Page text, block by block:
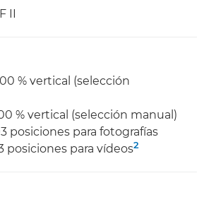
II
% vertical (selección
% vertical (selección manual)
posiciones para fotografías
posiciones para vídeos2